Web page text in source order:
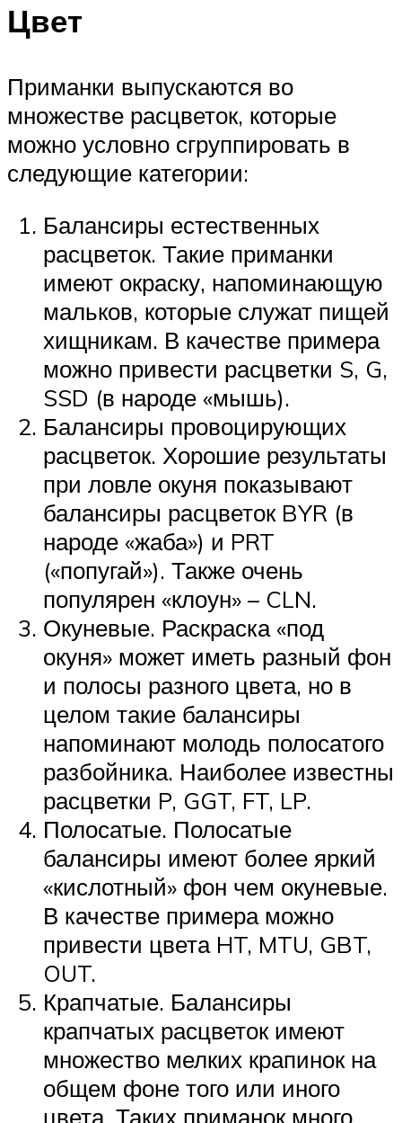
Цвет
Приманки выпускаются во
множестве расцветок, которые
можно условно сгруппировать в
следующие категории:
Балансиры естественных
расцветок. Такие приманки
имеют окраску, напоминающую
мальков, которые служат пищей
хищникам. В качестве примера
можно привести расцветки S, G,
SSD (в народе «мышь).
Балансиры провоцирующих
расцветок. Хорошие результаты
при ловле окуня показывают
балансиры расцветок BYR (в
народе «жаба») и PRT
(«попугай»). Также очень
популярен «клоун» – CLN.
Окуневые. Раскраска «под
окуня» может иметь разный фон
и полосы разного цвета, но в
целом такие балансиры
напоминают молодь полосатого
разбойника. Наиболее известны
расцветки P, GGT, FT, LP.
Полосатые. Полосатые
балансиры имеют более яркий
«кислотный» фон чем окуневые.
В качестве примера можно
привести цвета HT, MTU, GBT,
OUT.
Крапчатые. Балансиры
крапчатых расцветок имеют
множество мелких крапинок на
общем фоне того или иного
цвета. Таких приманок много,